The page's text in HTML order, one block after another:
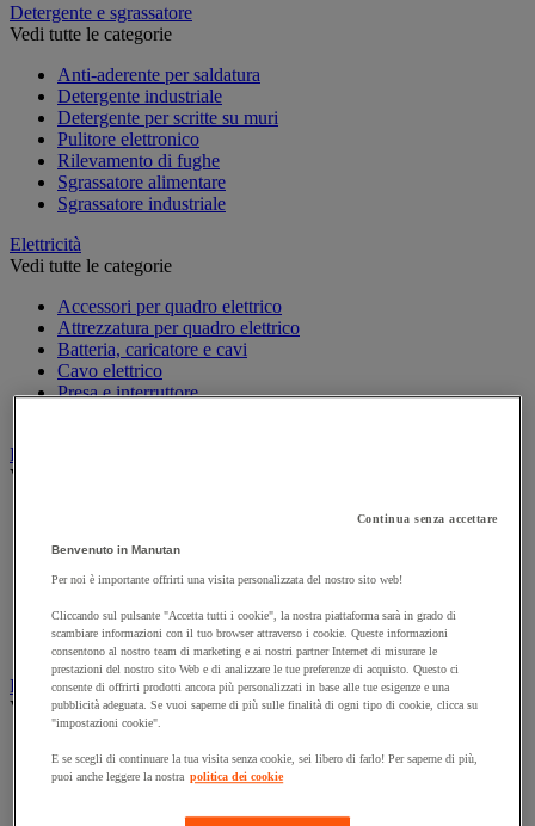
Detergente e sgrassatore
Vedi tutte le categorie
Anti-aderente per saldatura
Detergente industriale
Detergente per scritte su muri
Pulitore elettronico
Rilevamento di fughe
Sgrassatore alimentare
Sgrassatore industriale
Elettricità
Vedi tutte le categorie
Accessori per quadro elettrico
Attrezzatura per quadro elettrico
Batteria, caricatore e cavi
Cavo elettrico
Presa e interruttore
Illuminazione
Vedi tutte le categorie
Lampada frontale
Lampada portatile
Proiettore da cantiere
Torcia
Ingrassaggio e lubrificazione
Vedi tutte le categorie
Attrezzi per lubrificazione
Lubrificante e sbloccante
Continua senza accettare
Benvenuto in Manutan
Per noi è importante offrirti una visita personalizzata del nostro sito web!
Cliccando sul pulsante "Accetta tutti i cookie", la nostra piattaforma sarà in grado di
scambiare informazioni con il tuo browser attraverso i cookie. Queste informazioni
consentono al nostro team di marketing e ai nostri partner Internet di misurare le
prestazioni del nostro sito Web e di analizzare le tue preferenze di acquisto. Questo ci
consente di offrirti prodotti ancora più personalizzati in base alle tue esigenze e una
pubblicità adeguata. Se vuoi saperne di più sulle finalità di ogni tipo di cookie, clicca su
"impostazioni cookie".
E se scegli di continuare la tua visita senza cookie, sei libero di farlo! Per saperne di più,
puoi anche leggere la nostra politica dei cookie